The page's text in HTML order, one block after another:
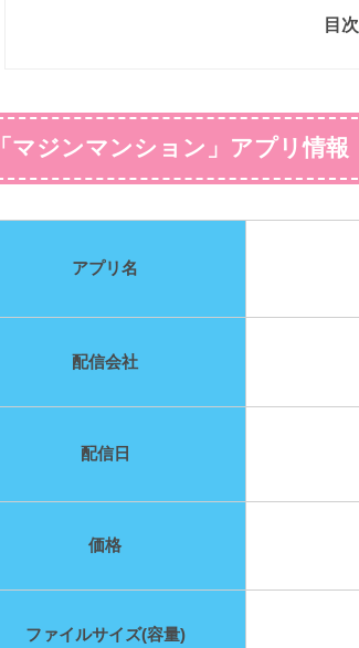
目次
「マジンマンション」アプリ情報
アプリ名
配信会社
配信日
価格
ファイルサイズ(容量)